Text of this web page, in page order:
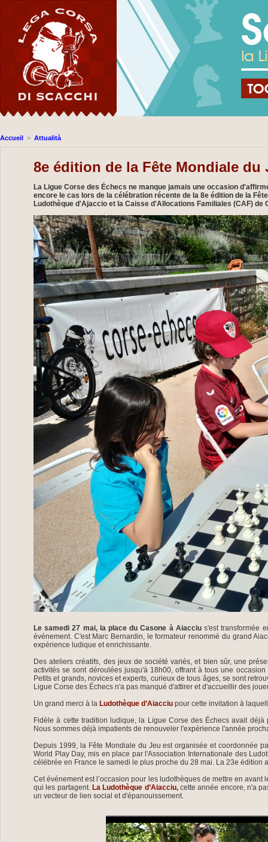
Accueil > Attualità
8e édition de la Fête Mondiale du
La Ligue Corse des Échecs ne manque jamais une occasion
encore le cas lors de la célébration récente de la 8e édition de la
Ludothèque d'Ajaccio et la Caisse d'Allocations Familiales (CAF)
Le samedi 27 mai, la place du Casone à Aiaccius'est transformée
événement. C'est Marc Bernardin, le formateur renommé du grand
expérience ludique et enrichissante.
Des ateliers créatifs, des jeux de société variés, et bien sûr, une
activités se sont déroulées jusqu'à 18h00, offrant à tous une
Petits et grands, novices et experts, curieux de tous âges, se sont
Ligue Corse des Échecs n'a pas manqué d'attirer et d'accueillir des
Un grand merci à la Ludothèque d’Aiacciu pour cette invitation à
Fidèle à cette tradition ludique, la Ligue Corse des Échecs avait
Nous sommes déjà impatients de renouveler l'expérience l'année
Depuis 1999, la Fête Mondiale du Jeu est organisée et coordonnée
World Play Day, mis en place par l'Association Internationale des
célébrée en France le samedi le plus proche du 28 mai. La 23e édition
Cet événement est l’occasion pour les ludothèques de mettre en
qui les partagent. La Ludothèque d’Aiacciu,cette année encore, n'a
un vecteur de lien social et d'épanouissement.